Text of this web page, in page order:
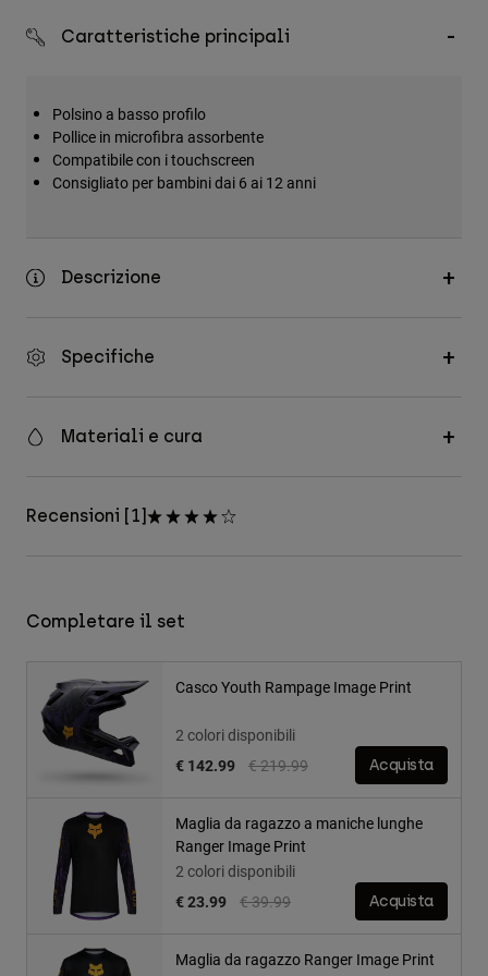
Cappelli e Berretti
Vedi tutto
Caratteristiche principali
Polsino a basso profilo
Pollice in microfibra assorbente
Compatibile con i touchscreen
Consigliato per bambini dai 6 ai 12 anni
Descrizione
Specifiche
Materiali e cura
Recensioni [1]
Completare il set
Casco Youth Rampage Image Print
2 colori disponibili
Price reduced from
€ 219.99to
€ 142.99 Acquista
Maglia da ragazzo a maniche lunghe
Ranger Image Print
2 colori disponibili
Price reduced from
€ 39.99to
€ 23.99 Acquista
Maglia da ragazzo Ranger Image Print